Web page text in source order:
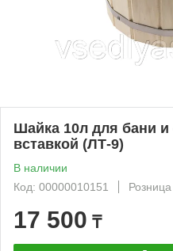
Шайка 10л для бани
вставкой (ЛТ-9)
В наличии
Код: 00000010151
Розница
17 500 ₸